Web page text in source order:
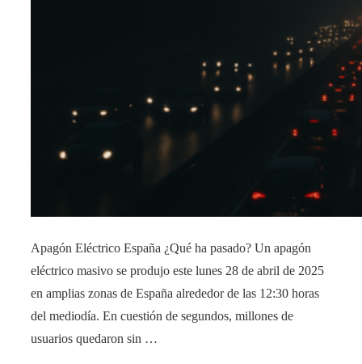
Apagón Eléctrico España ¿Qué ha pasado? Un apagón
eléctrico masivo se produjo este lunes 28 de abril de 2025
en amplias zonas de España alrededor de las 12:30 horas
del mediodía​. En cuestión de segundos, millones de
usuarios quedaron sin …